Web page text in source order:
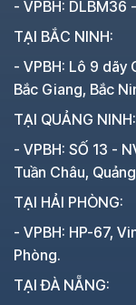
- VPBH: DLBM36
TẠI BẮC NINH:
- VPBH: Lô 9 dãy
Bắc Giang, Bắc
TẠI QUẢNG NINH:
- VPBH: SỐ 13 -
Tuần Châu,
TẠI HẢI PHÒNG:
- VPBH: HP-67,
Phòng.
TẠI ĐÀ NẴNG: